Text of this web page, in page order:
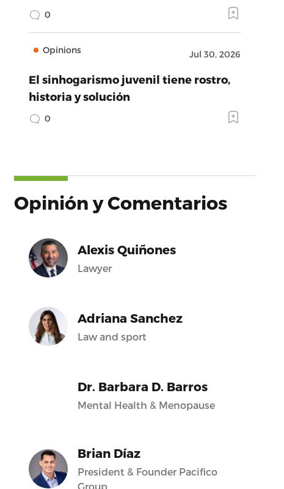
0
Opinions Jul 30, 2026
El sinhogarismo juvenil tiene rostro,
historia y solución
0
Opinión y Comentarios
Alexis Quiñones
Lawyer
Adriana Sanchez
Law and sport
Dr. Barbara D. Barros
Mental Health & Menopause
Brian Díaz
President & Founder Pacifico
Group